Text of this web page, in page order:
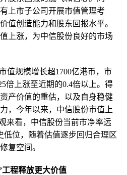
上市子公司开展市值管理考
值创造能力和股东回报水平。
上涨，为中信股份良好的市场
值规模增长超1700亿港币，市
倍上涨至近期的0.4倍以上。得
产价值的重估，以及自身稳健
，今年以来，中信股份市值上
来看，中信股份当前市净率远
低位，随着估值逐步回归合理区
复空间。
程释放更大价值